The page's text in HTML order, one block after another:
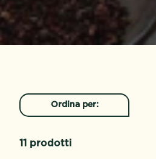
Ordina per:
11 prodotti